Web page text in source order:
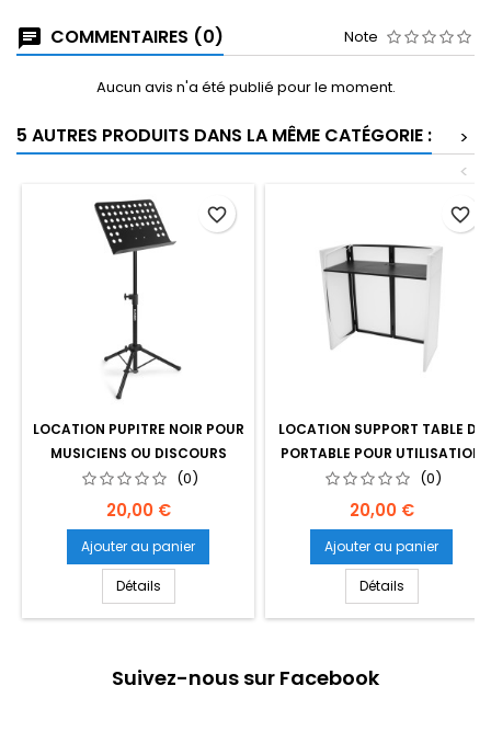
COMMENTAIRES (0) Note
Aucun avis n'a été publié pour le moment.
5 AUTRES PRODUITS DANS LA MÊME CATÉGORIE :
>
<
LOCATION PUPITRE NOIR POUR
MUSICIENS OU DISCOURS
(0)
Prix
20,00 €
Ajouter au panier
Détails
favorite_border
LOCATION SUPPORT TABLE DJ
PORTABLE POUR UTILISATION
MOBILE
(0)
Prix
20,00 €
Ajouter au panier
Détails
favorite_border
Suivez-nous sur Facebook